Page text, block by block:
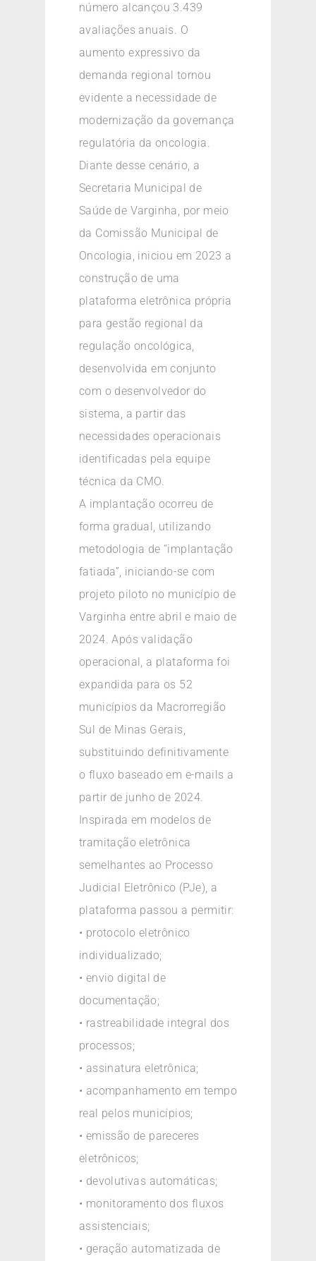
número alcançou 3.439
avaliações anuais. O
aumento expressivo da
demanda regional tornou
evidente a necessidade de
modernização da governança
regulatória da oncologia.
Diante desse cenário, a
Secretaria Municipal de
Saúde de Varginha, por meio
da Comissão Municipal de
Oncologia, iniciou em 2023 a
construção de uma
plataforma eletrônica própria
para gestão regional da
regulação oncológica,
desenvolvida em conjunto
com o desenvolvedor do
sistema, a partir das
necessidades operacionais
identificadas pela equipe
técnica da CMO.
A implantação ocorreu de
forma gradual, utilizando
metodologia de “implantação
fatiada”, iniciando-se com
projeto piloto no município de
Varginha entre abril e maio de
2024. Após validação
operacional, a plataforma foi
expandida para os 52
municípios da Macrorregião
Sul de Minas Gerais,
substituindo definitivamente
o fluxo baseado em e-mails a
partir de junho de 2024.
Inspirada em modelos de
tramitação eletrônica
semelhantes ao Processo
Judicial Eletrônico (PJe), a
plataforma passou a permitir:
• protocolo eletrônico
individualizado;
• envio digital de
documentação;
• rastreabilidade integral dos
processos;
• assinatura eletrônica;
• acompanhamento em tempo
real pelos municípios;
• emissão de pareceres
eletrônicos;
• devolutivas automáticas;
• monitoramento dos fluxos
assistenciais;
• geração automatizada de